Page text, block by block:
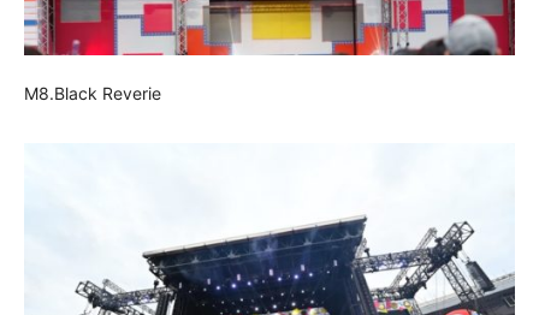
M8.Black Reverie